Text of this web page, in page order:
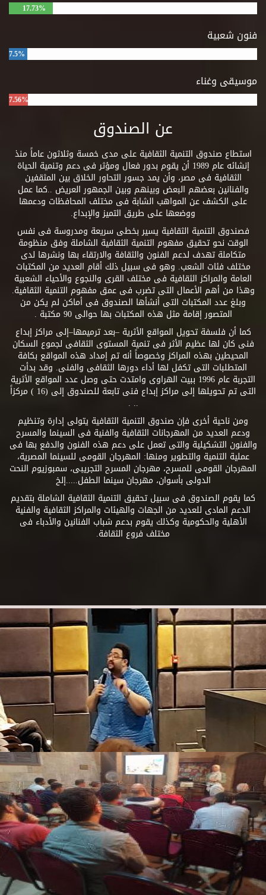
17.73%
فنون شعبية
7.5%
موسيقى وغناء
7.56%
عن الصندوق
استطاع صندوق التنمية الثقافية على مدى خمسة وثلاثون عاماً منذ
إنشائه عام 1989 أن يقوم بدور فعال ومؤثر فى دعم وتنمية الحياة
الثقافية فى مصر، وأن يمد جسور التحاور الخلاق بين المثقفين
والفنانين بعضهم البعض وبينهم وبين الجمهور العريض ..كما عمل
على الكشف عن المواهب الشابة فى مختلف المحافظات ودعمها
ووضعها على طريق التميز والإبداع.
فصندوق التنمية الثقافية يسير بخطى سريعة ومدروسة فى نفس
الوقت نحو تحقيق مفهوم التنمية الثقافية الشاملة وفق منظومة
متكاملة تهدف لدعم الفنون والثقافة والارتقاء بها ونشرها لدى
مختلف فئات الشعب. وهو فى سبيل ذلك أقام العديد من المكتبات
العامة والمراكز الثقافية فى مختلف القرى والنجوع والأحياء الشعبية
وهذا من أهم الأعمال التى تضرب فى عمق مفهوم التنمية الثقافية.
وبلغ عدد المكتبات التى أنشأها الصندوق فى أماكن لم يكن من
المتصور إقامة مثل هذه المكتبات بها حوالى 90 مكتبة .
كما أن فلسفة تحويل المواقع الأثرية –بعد ترميمها–إلى مراكز إبداع
فنى كان لها عظيم الأثر فى تنمية المستوى الثقافى لجموع السكان
المحيطين بهذه المراكز وخصوصاً أنه تم إمداد هذه المواقع بكافة
المتطلبات التى تكفل لها أداء دورها الثقافى والفنى. وقد بدأت
التجربة عام 1996 ببيت الهراوى وامتدت حتى وصل عدد المواقع الأثرية
التى تم تحويلها إلى مراكز إبداع فنى تابعة للصندوق إلى (16 ) مركزاً
.. .
ومن ناحية أخرى فإن صندوق التنمية الثقافية يتولى إدارة وتنظيم
ودعم العديد من المهرجانات الثقافية والفنية فى السينما والمسرح
والفنون التشكيلية والتى تعمل على دعم هذه الفنون والدفع بها فى
عملية التنمية والتطوير ومنها: المهرجان القومى للسينما المصرية،
المهرجان القومى للمسرح، مهرجان المسرح التجريبى، سمبوزيوم النحت
الدولى بأسوان، مهرجان سينما الطفل.....إلخ
كما يقوم الصندوق فى سبيل تحقيق التنمية الثقافية الشاملة بتقديم
الدعم المادى للعديد من الجهات والهيئات والمراكز الثقافية والفنية
الأهلية والحكومية وكذلك يقوم بدعم شباب الفنانين والأدباء فى
مختلف فروع الثقافة.